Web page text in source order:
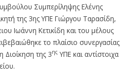
Συμπερίληψης Ελένης
της 3ης ΥΠΕ Γιώργου Ταρασίδη,
Ιωάννη Κετικίδη και του μέλους
το πλαίσιο συνεργασίας
Διοίκηση της 3ης ΥΠΕ και αντίστοιχα